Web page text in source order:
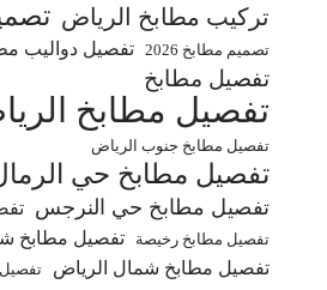
تركيب مطابخ الرياض
تصميم مطابخ 2026 تفصيل دواليب
تفصيل مطابخ
تفصيل مطابخ
تفصيل مطابخ جنوب الرياض
تفصيل مطابخ حي
تفصيل مطابخ حي النرجس
تفصيل مطابخ رخيصة
تفصيل مطابخ
تفصيل مطابخ شمال الرياض